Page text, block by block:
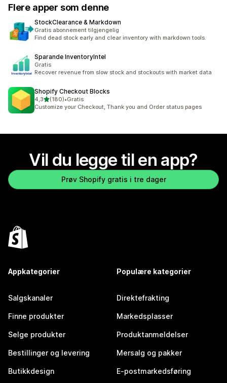
Flere apper som denne
StockClearance & Markdown
Gratis abonnement tilgjengelig
Find dead stock early and clear inventory with markdown tools.
Sparande InventoryIntel
Gratis
Recover revenue from slow stock and stockouts with market data
Shopify Checkout Blocks
4,3av 5 stjerner
(180)
Totalt 180 omtaler
•Gratis
Customize your Checkout, Thank you and Order status pages
Vil du legge til en app?
Prøv Shopify gratis i tre dager
Appkategorier
Salgskanaler
Finne produkter
Selge produkter
Bestillinger og levering
Butikkdesign
Populære kategorier
Direktefrakting
Markedsplasser
Produktanmeldelser
Mersalg og pakker
E-postmarkedsføring